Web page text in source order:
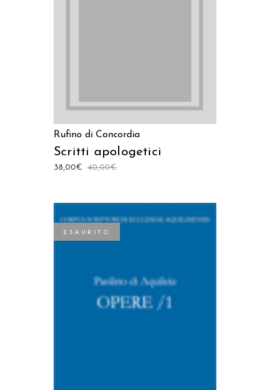
Rufino di Concordia
Scritti apologetici
40,00€
38,00€
ESAURITO